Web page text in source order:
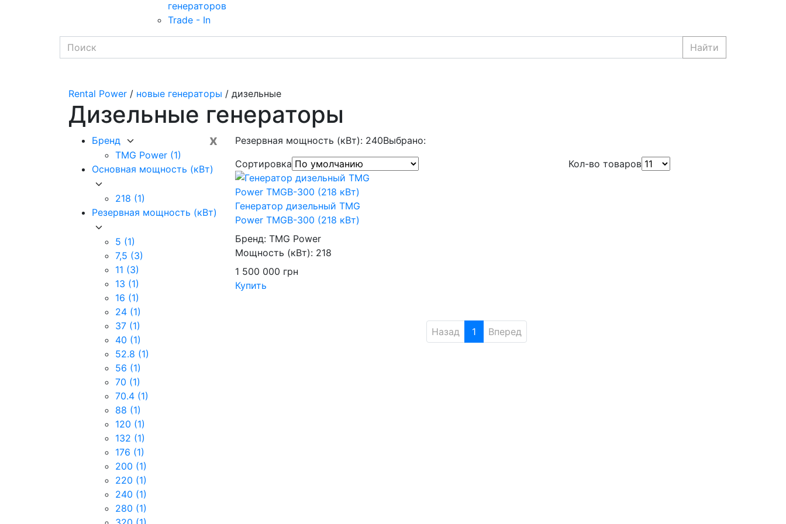
генераторов
Trade - In
Найти
Rental Power / новые генераторы / дизельные
Дизельные генераторы
x
Бренд
TMG Power (1)
Основная мощность (кВт)
218 (1)
Резервная мощность (кВт)
5 (1)
7,5 (3)
11 (3)
13 (1)
16 (1)
24 (1)
37 (1)
40 (1)
52.8 (1)
56 (1)
70 (1)
70.4 (1)
88 (1)
120 (1)
132 (1)
176 (1)
200 (1)
220 (1)
240 (1)
280 (1)
Резервная мощность (кВт): 240Выбрано:
Сортировка
Кол-во товаров
Генератор дизельный TMG
Power TMGB-300 (218 кВт)
Бренд: TMG Power
Мощность (кВт): 218
1 500 000 грн
Купить
Назад 1 Вперед